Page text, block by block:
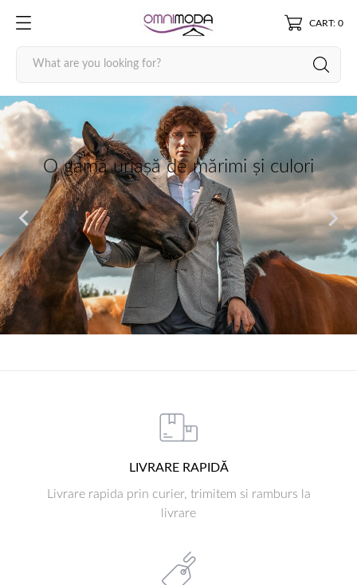
CART: 0

O gamă uriașă de mărimi și culori

LIVRARE RAPIDĂ
Livrare rapida prin curier, trimitem si ramburs la
livrare